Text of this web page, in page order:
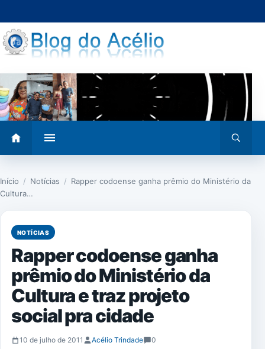
para
o
conteúdo
menu
busca
Início / Notícias / Rapper codoense ganha prêmio do Ministério da
Cultura…
NOTÍCIAS
Rapper codoense ganha
prêmio do Ministério da
Cultura e traz projeto
social pra cidade
10 de julho de 2011 Acélio Trindade 0